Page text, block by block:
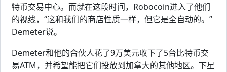
特币交易中心。而就在这段时间，Robocoin进入了他们
的视线，“这和我们的商店性质一样，但它是全自动的。”
Demeter说。
Demeter和他的合伙人花了9万美元收下了5台比特币交
易ATM，并希望能把它们投放到加拿大的其他地区。下星